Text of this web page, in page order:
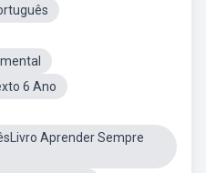
6 Ano
Aprender Sempre